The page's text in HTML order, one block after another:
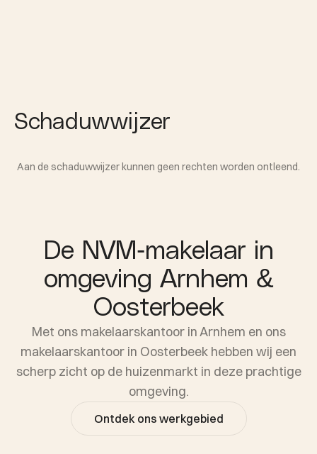
Schaduwwijzer
Aan de schaduwwijzer kunnen geen rechten worden ontleend.
De NVM-makelaar in
omgeving Arnhem &
Oosterbeek
Met ons makelaarskantoor in Arnhem en ons
makelaarskantoor in Oosterbeek hebben wij een
scherp zicht op de huizenmarkt in deze prachtige
omgeving.
Ontdek ons werkgebied